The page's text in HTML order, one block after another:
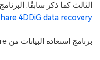
الثالث كما ذكر سابقًا.
4DDiG data recovery
برنامج استعادة البيانات من Tenorshare قادر على: